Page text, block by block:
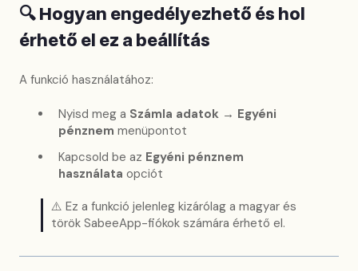
🔍Hogyan engedélyezhető és hol
érhető el ez a beállítás
A funkció használatához:
Nyisd meg a Számla adatok → Egyéni
pénznem menüpontot
Kapcsold be az Egyéni pénznem
használata opciót
⚠️ Ez a funkció jelenleg kizárólag a magyar és
török SabeeApp-fiókok számára érhető el.